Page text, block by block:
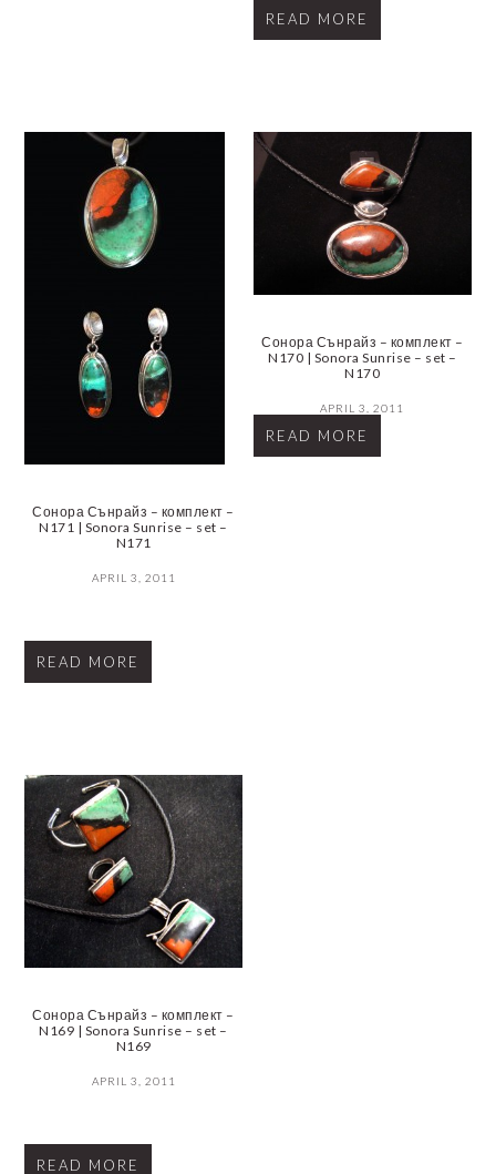
READ MORE
Сонора Сънрайз – комплект –
N171 | Sonora Sunrise – set –
N171
APRIL 3, 2011
READ MORE
Сонора Сънрайз – комплект –
N170 | Sonora Sunrise – set –
N170
APRIL 3, 2011
READ MORE
Сонора Сънрайз – комплект –
N169 | Sonora Sunrise – set –
N169
APRIL 3, 2011
READ MORE